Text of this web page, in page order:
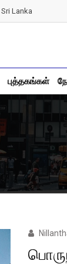
Sri Lanka
புத்தகங்கள்